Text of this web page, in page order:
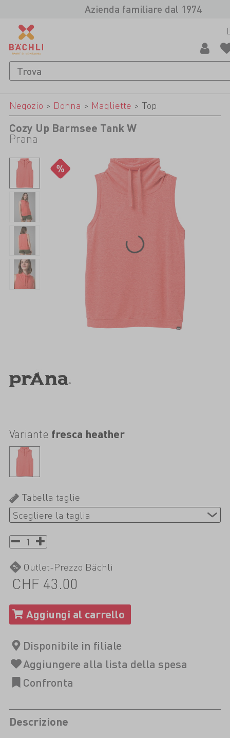
Azienda familiare dal 1974
Negozio > Donna > Magliette > Top
Cozy Up Barmsee Tank W
Prana
Variante fresca heather
Tabella taglie
Outlet-Prezzo Bächli
CHF 43.00
Descrizione